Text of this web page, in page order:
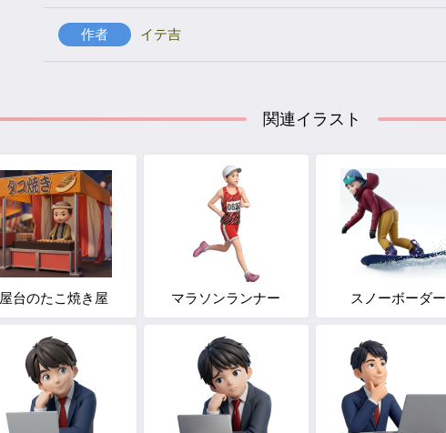
作者 イテ吉
関連イラスト
屋台のたこ焼き屋 マラソンランナー スノーボーダー